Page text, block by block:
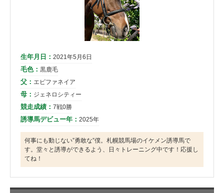
生年月日： 2021年5月6日
毛色： 黒鹿毛
父： エピファネイア
母： ジェネロシティー
競走成績： 7戦0勝
誘導馬デビュー年： 2025年
何事にも動じない”勇敢な”僕。札幌競馬場のイケメン誘導馬で
す。堂々と誘導ができるよう、日々トレーニング中です！応援し
てね！